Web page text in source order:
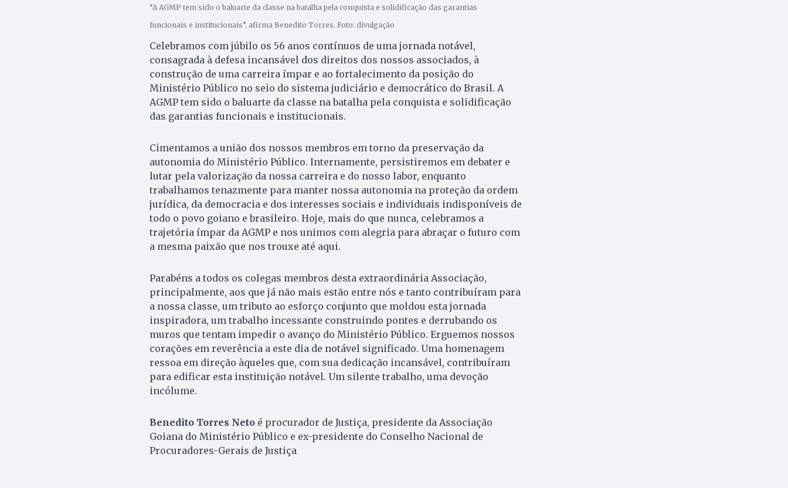
“A AGMP tem sido o baluarte da classe na batalha pela conquista e solidificação das garantias
funcionais e institucionais”, afirma Benedito Torres. Foto: divulgação
Celebramos com júbilo os 56 anos contínuos de uma jornada notável,
consagrada à defesa incansável dos direitos dos nossos associados, à
construção de uma carreira ímpar e ao fortalecimento da posição do
Ministério Público no seio do sistema judiciário e democrático do Brasil. A
AGMP tem sido o baluarte da classe na batalha pela conquista e solidificação
das garantias funcionais e institucionais.
Cimentamos a união dos nossos membros em torno da preservação da
autonomia do Ministério Público. Internamente, persistiremos em debater e
lutar pela valorização da nossa carreira e do nosso labor, enquanto
trabalhamos tenazmente para manter nossa autonomia na proteção da ordem
jurídica, da democracia e dos interesses sociais e individuais indisponíveis de
todo o povo goiano e brasileiro. Hoje, mais do que nunca, celebramos a
trajetória ímpar da AGMP e nos unimos com alegria para abraçar o futuro com
a mesma paixão que nos trouxe até aqui.
Parabéns a todos os colegas membros desta extraordinária Associação,
principalmente, aos que já não mais estão entre nós e tanto contribuíram para
a nossa classe, um tributo ao esforço conjunto que moldou esta jornada
inspiradora, um trabalho incessante construindo pontes e derrubando os
muros que tentam impedir o avanço do Ministério Público. Erguemos nossos
corações em reverência a este dia de notável significado. Uma homenagem
ressoa em direção àqueles que, com sua dedicação incansável, contribuíram
para edificar esta instituição notável. Um silente trabalho, uma devoção
incólume.
Benedito Torres Netoé procurador de Justiça, presidente da Associação
Goiana do Ministério Público e ex-presidente do Conselho Nacional de
Procuradores-Gerais de Justiça